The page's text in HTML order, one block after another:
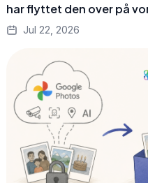
har flyttet den over på
Jul 22, 2026